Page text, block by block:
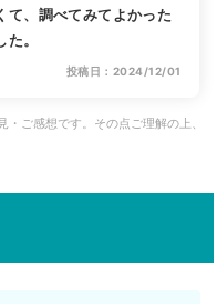
て、調べてみてよかった
。
投稿日：2024/12/01
ご感想です。その点ご理解の上、